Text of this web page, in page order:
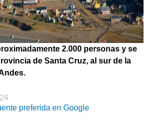
2.000 personas y se
de Santa Cruz, al sur de la